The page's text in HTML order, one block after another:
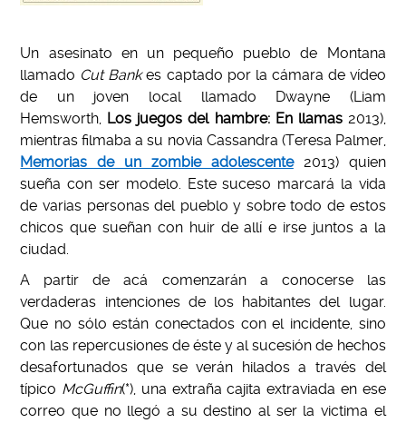
Un asesinato en un pequeño pueblo de Montana
llamado Cut Bankes captado por la cámara de vídeo
de un joven local llamado Dwayne (Liam
Hemsworth, Los juegos del hambre: En llamas2013),
mientras filmaba a su novia Cassandra (Teresa Palmer,
Memorias de un zombie adolescente2013) quien
sueña con ser modelo. Este suceso marcará la vida
de varias personas del pueblo y sobre todo de estos
chicos que sueñan con huir de allí e irse juntos a la
ciudad.
A partir de acá comenzarán a conocerse las
verdaderas intenciones de los habitantes del lugar.
Que no sólo están conectados con el incidente, sino
con las repercusiones de éste y al sucesión de hechos
desafortunados que se verán hilados a través del
típico McGuffin(*), una extraña cajita extraviada en ese
correo que no llegó a su destino al ser la victima el